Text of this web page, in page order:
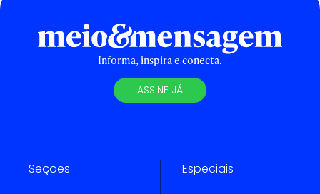
Informa, inspira e conecta.
ASSINE JÁ
Seções Especiais